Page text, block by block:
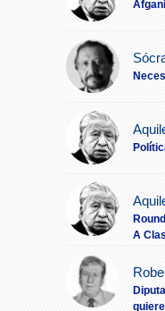
15:00
Innovación
la Compañía
19:55
Impacto Real
Activos en
14:56
esperados de
emociones
12:53
Riesgo
10:46
El
A